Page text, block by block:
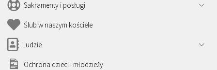
Sakramenty i posługi
Ślub w naszym kościele
Ludzie
Ochrona dzieci i młodzieży